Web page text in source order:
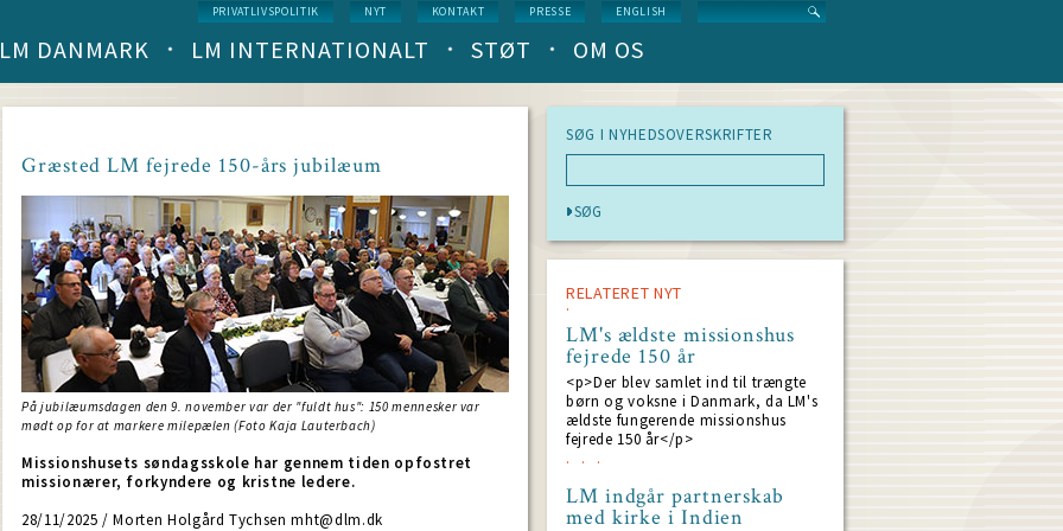
Service
menu
PRIVATLIVSPOLITIK NYT KONTAKT PRESSE ENGLISH
Main
(level
1)
LM DANMARK LM INTERNATIONALT STØT OM OS
Græsted LM fejrede 150-års jubilæum
På jubilæumsdagen den 9. november var der "fuldt hus": 150 mennesker var
mødt op for at markere milepælen (Foto Kaja Lauterbach)
Missionshusets søndagsskole har gennem tiden opfostret
missionærer, forkyndere og kristne ledere.
28/11/2025 / Morten Holgård Tychsen mht@dlm.dk
SØG I NYHEDSOVERSKRIFTER
RELATERET NYT
LM's ældste missionshus
fejrede 150 år
<p>Der blev samlet ind til trængte
børn og voksne i Danmark, da LM's
ældste fungerende missionshus
fejrede 150 år</p>
LM indgår partnerskab
med kirke i Indien